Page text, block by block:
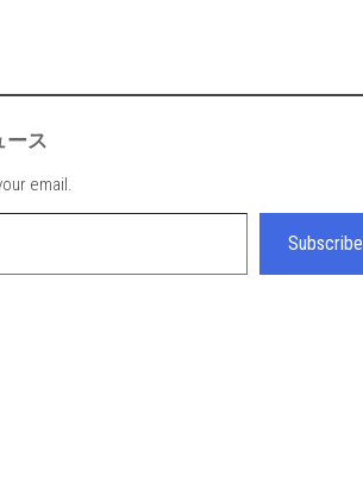
ース
email.
Subscribe